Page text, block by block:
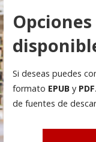
Si deseas puedes
formato EPUBy PDF
de fuentes de